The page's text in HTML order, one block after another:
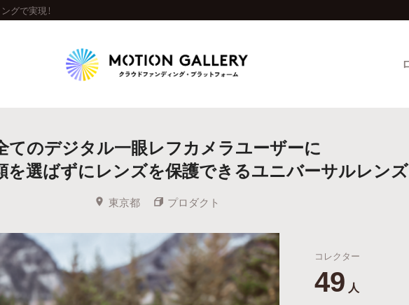
グで実現！
のプロジェクト 新着プロジェクト 終了間近のプロジェクト
Feature
タグから探す キュレーターから探す 特集から探す
Legendary
てのデジタル一眼レフカメラユーザーに
を選ばずにレンズを保護できるユニバーサルレン
東京都 プロダクト
コレクター
49 人